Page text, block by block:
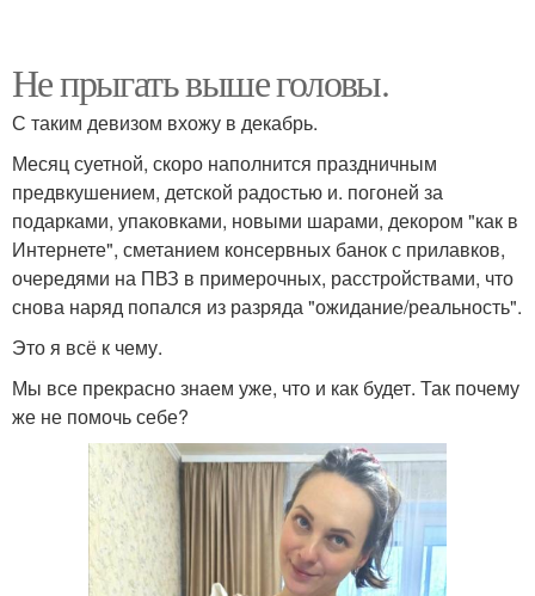
Не прыгать выше головы.
С таким девизом вхожу в декабрь.
Месяц суетной, скоро наполнится праздничным
предвкушением, детской радостью и. погоней за
подарками, упаковками, новыми шарами, декором "как в
Интернете", сметанием консервных банок с прилавков,
очередями на ПВЗ в примерочных, расстройствами, что
снова наряд попался из разряда "ожидание/реальность".
Это я всё к чему.
Мы все прекрасно знаем уже, что и как будет. Так почему
же не помочь себе?